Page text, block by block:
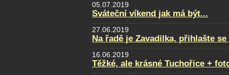
05.07.2019
Sváteční víkend jak má být...
27.06.2019
Na řadě je Zavadilka, přihlašte
16.06.2019
Těžké, ale krásné Tuchořice +